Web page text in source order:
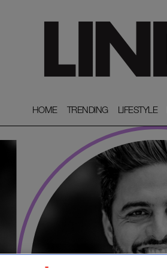
HOME
HOME TRENDING
TRENDING LIFESTYLE
LIFESTYLE